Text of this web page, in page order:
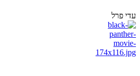
עדי פרל